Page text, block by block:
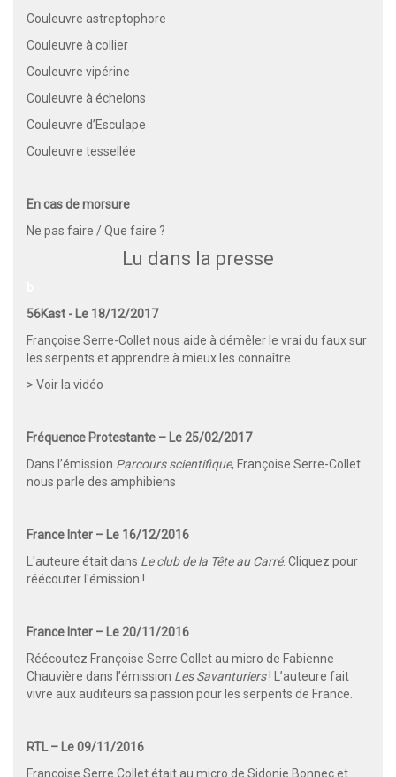
Couleuvre astreptophore
Couleuvre à collier
Couleuvre vipérine
Couleuvre à échelons
Couleuvre d’Esculape
Couleuvre tessellée
En cas de morsure
Ne pas faire / Que faire ?
Lu dans la presse
56Kast - Le 18/12/2017
Françoise Serre-Collet nous aide à démêler le vrai du faux sur
les serpents et apprendre à mieux les connaître.
> Voir la vidéo
Fréquence Protestante – Le 25/02/2017
Dans l’émission Parcours scientifique, Françoise Serre-Collet
nous parle des amphibiens
France Inter – Le 16/12/2016
L'auteure était dans Le club de la Tête au Carré. Cliquez pour
réécouter l'émission !
France Inter – Le 20/11/2016
Réécoutez Françoise Serre Collet au micro de Fabienne
Chauvière dans l’émission Les Savanturiers! L’auteure fait
vivre aux auditeurs sa passion pour les serpents de France.
RTL – Le 09/11/2016
Françoise Serre Collet était au micro de Sidonie Bonnec et